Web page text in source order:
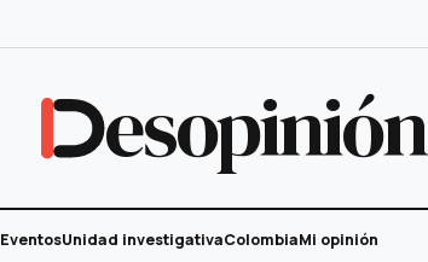
esopinión
EventosUnidad investigativaColombiaMi opinión